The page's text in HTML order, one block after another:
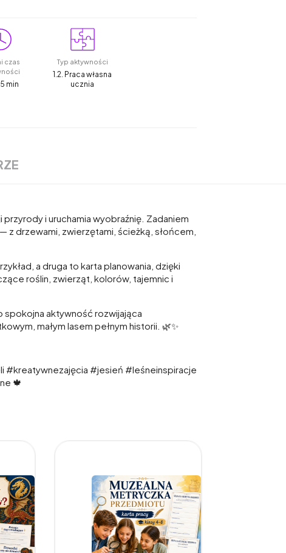
czas
min
Typ aktywności
1.2. Praca własna
ucznia
i uruchamia wyobraźnię. Zadaniem
drzewami, zwierzętami, ścieżką, słońcem,
a druga to karta planowania, dzięki
roślin, zwierząt, kolorów, tajemnic i
spokojna aktywność rozwijająca
małym lasem pełnym historii. 🌿✨
#kreatywnezajęcia #jesień #leśneinspiracje
🍁